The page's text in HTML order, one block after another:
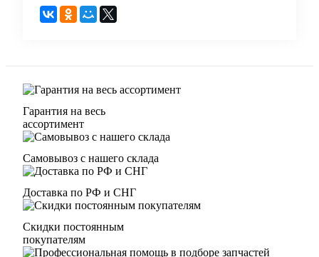
Гарантия на весь
ассортимент
Самовывоз с нашего склада
Доставка по РФ и СНГ
Скидки постоянным
покупателям